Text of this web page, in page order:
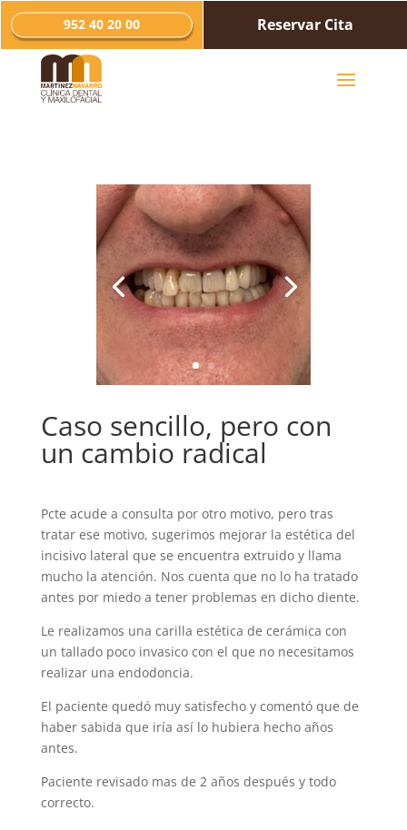
952 40 20 00 Reservar Cita
Caso sencillo, pero con
un cambio radical
Pcte acude a consulta por otro motivo, pero tras
tratar ese motivo, sugerimos mejorar la estética del
incisivo lateral que se encuentra extruido y llama
mucho la atención. Nos cuenta que no lo ha tratado
antes por miedo a tener problemas en dicho diente.
Le realizamos una carilla estética de cerámica con
un tallado poco invasico con el que no necesitamos
realizar una endodoncia.
El paciente quedó muy satisfecho y comentó que de
haber sabida que iría así lo hubiera hecho años
antes.
Paciente revisado mas de 2 años después y todo
correcto.